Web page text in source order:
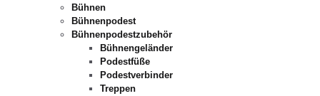
Bühnen
Bühnenpodest
Bühnenpodestzubehör
Bühnengeländer
Podestfüße
Podestverbinder
Treppen